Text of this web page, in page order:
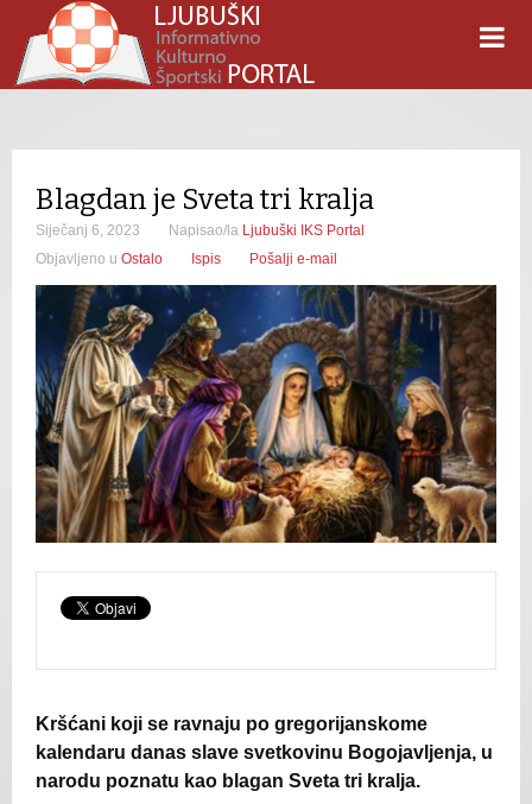
Blagdan je Sveta tri kralja
Siječanj 6, 2023 Napisao/la Ljubuški IKS Portal
Objavljeno u Ostalo Ispis Pošalji e-mail
Kršćani koji se ravnaju po gregorijanskome
kalendaru danas slave svetkovinu Bogojavljenja, u
narodu poznatu kao blagan Sveta tri kralja.